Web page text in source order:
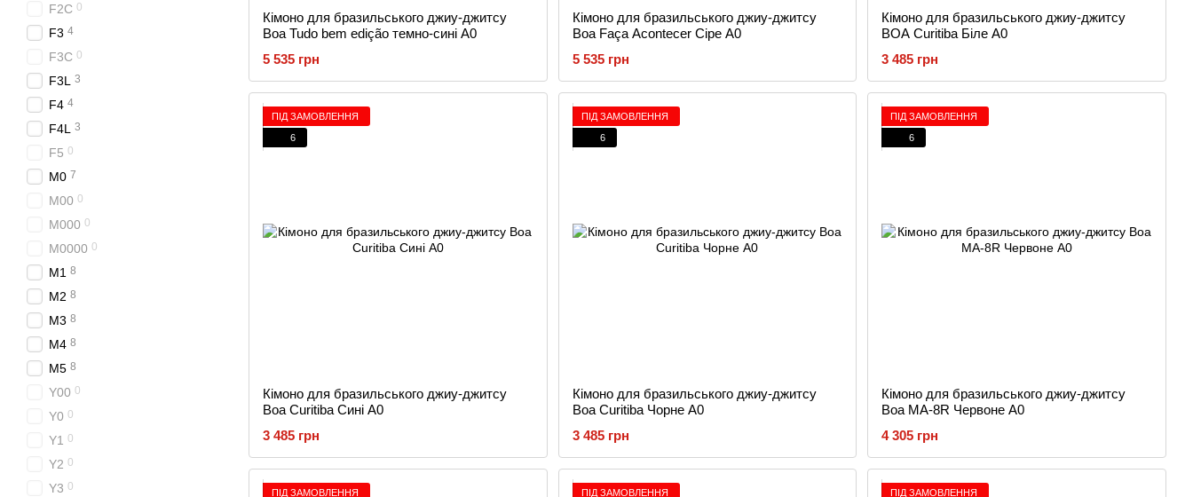
Кімоно для бразильського джиу-джитсу
Boa Tudo bem edição темно-сині A0
5 535 грн
Кімоно для бразильського джиу-джитсу
Boa Faça Acontecer Сіре A0
5 535 грн
Кімоно для бразильського джиу-джитсу
BOA Curitiba Біле A0
3 485 грн
ПІД ЗАМОВЛЕННЯ
6
Кімоно для бразильського джиу-джитсу
Boa Curitiba Сині A0
3 485 грн
ПІД ЗАМОВЛЕННЯ
6
Кімоно для бразильського джиу-джитсу
Boa Curitiba Чорне A0
3 485 грн
ПІД ЗАМОВЛЕННЯ
6
Кімоно для бразильського джиу-джитсу
Boa MA-8R Червоне A0
4 305 грн
ПІД ЗАМОВЛЕННЯ
ПІД ЗАМОВЛЕННЯ
ПІД ЗАМОВЛЕННЯ
F2C 0
F3 4
F3C 0
F3L 3
F4 4
F4L 3
F5 0
M0 7
M00 0
M000 0
M0000 0
M1 8
M2 8
M3 8
M4 8
M5 8
Y00 0
Y0 0
Y1 0
Y2 0
Y3 0